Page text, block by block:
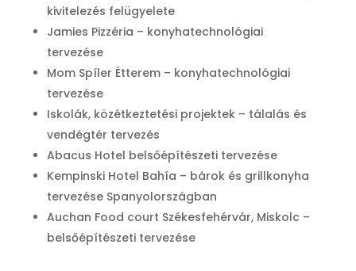
kivitelezés felügyelete
Jamies Pizzéria – konyhatechnológiai
tervezése
Mom Spíler Étterem – konyhatechnológiai
tervezése
Iskolák, közétkeztetési projektek – tálalás és
vendégtér tervezés
Abacus Hotel belsőépítészeti tervezése
Kempinski Hotel Bahía – bárok és grillkonyha
tervezése Spanyolországban
Auchan Food court Székesfehérvár, Miskolc –
belsőépítészeti tervezése